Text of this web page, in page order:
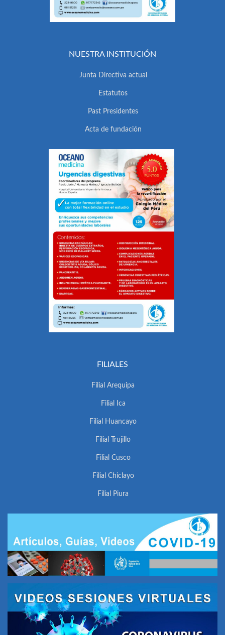
NUESTRA INSTITUCIÓN
Junta Directiva actual
Estatutos
Past Presidentes
Acta de fundación
FILIALES
Filial Arequipa
Filial Ica
Filial Huancayo
Filial Trujillo
Filial Cusco
Filial Chiclayo
Filial Piura